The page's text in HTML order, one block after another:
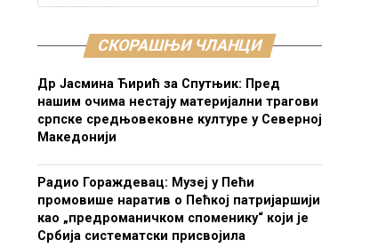
СКОРАШЊИ ЧЛАНЦИ
Др Јасмина Ћирић за Спутњик: Пред
нашим очима нестају материјални трагови
српске средњовековне културе у Северној
Македонији
Радио Гораждевац: Музеј у Пећи
промовише наратив о Пећкој патријаршији
као „предроманичком споменику“ који је
Србија систематски присвојила